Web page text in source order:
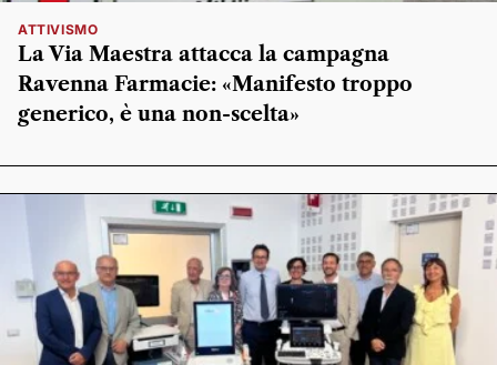
ATTIVISMO
La Via Maestra attacca la campagna
Ravenna Farmacie: «Manifesto troppo
generico, è una non-scelta»